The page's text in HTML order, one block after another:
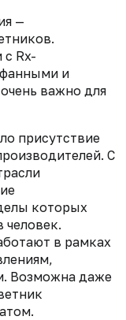
—
с Rx-
и
важно для
присутствие
С
которых
человек.
в рамках
Возможна даже